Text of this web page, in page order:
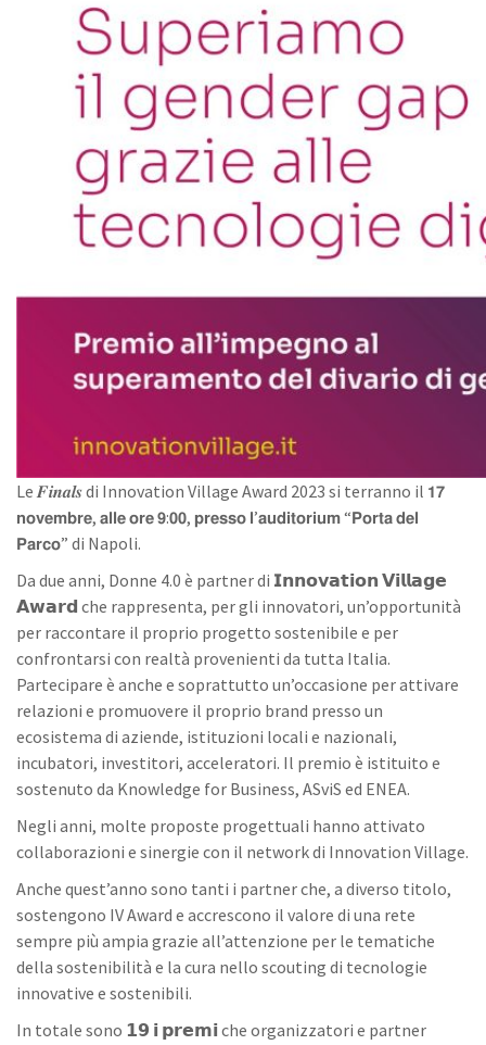
Le 𝑭𝒊𝒏𝒂𝒍𝒔 di Innovation Village Award 2023 si terranno il 𝟭𝟳
𝗻𝗼𝘃𝗲𝗺𝗯𝗿𝗲, 𝗮𝗹𝗹𝗲 𝗼𝗿𝗲 𝟵:𝟬𝟬, 𝗽𝗿𝗲𝘀𝘀𝗼 𝗹’𝗮𝘂𝗱𝗶𝘁𝗼𝗿𝗶𝘂𝗺 “𝗣𝗼𝗿𝘁𝗮 𝗱𝗲𝗹
𝗣𝗮𝗿𝗰𝗼” di Napoli.
Da due anni, Donne 4.0 è partner di 𝗜𝗻𝗻𝗼𝘃𝗮𝘁𝗶𝗼𝗻 𝗩𝗶𝗹𝗹𝗮𝗴𝗲
𝗔𝘄𝗮𝗿𝗱 che rappresenta, per gli innovatori, un’opportunità
per raccontare il proprio progetto sostenibile e per
confrontarsi con realtà provenienti da tutta Italia.
Partecipare è anche e soprattutto un’occasione per attivare
relazioni e promuovere il proprio brand presso un
ecosistema di aziende, istituzioni locali e nazionali,
incubatori, investitori, acceleratori. Il premio è istituito e
sostenuto da Knowledge for Business, ASviS ed ENEA.
Negli anni, molte proposte progettuali hanno attivato
collaborazioni e sinergie con il network di Innovation Village.
Anche quest’anno sono tanti i partner che, a diverso titolo,
sostengono IV Award e accrescono il valore di una rete
sempre più ampia grazie all’attenzione per le tematiche
della sostenibilità e la cura nello scouting di tecnologie
innovative e sostenibili.
In totale sono 𝟭𝟵 𝗶 𝗽𝗿𝗲𝗺𝗶 che organizzatori e partner